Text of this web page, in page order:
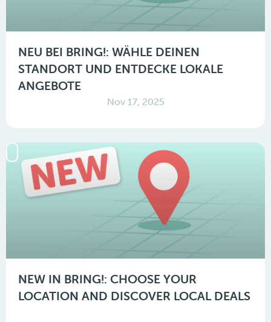
NEU BEI BRING!: WÄHLE DEINEN
STANDORT UND ENTDECKE LOKALE
ANGEBOTE
Nov 17, 2025
NEW IN BRING!: CHOOSE YOUR
LOCATION AND DISCOVER LOCAL DEALS